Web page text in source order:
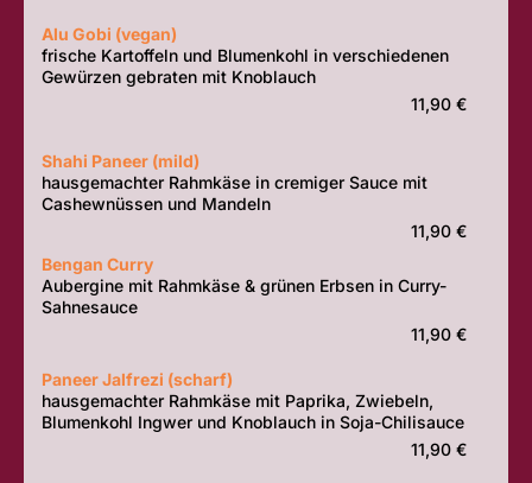
Alu Gobi (vegan)
frische Kartoffeln und Blumenkohl in verschiedenen
Gewürzen gebraten mit Knoblauch
11,90 €
Shahi Paneer (mild)
hausgemachter Rahmkäse in cremiger Sauce mit
Cashewnüssen und Mandeln
11,90 €
Bengan Curry
Aubergine mit Rahmkäse & grünen Erbsen in Curry-
Sahnesauce
11,90 €
Paneer Jalfrezi (scharf)
hausgemachter Rahmkäse mit Paprika, Zwiebeln,
Blumenkohl Ingwer und Knoblauch in Soja-Chilisauce
11,90 €